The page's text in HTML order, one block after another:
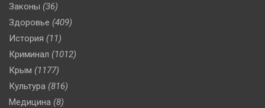
Законы (36)
Здоровье (409)
История (11)
Криминал (1012)
Крым (1177)
Культура (816)
Медицина (8)